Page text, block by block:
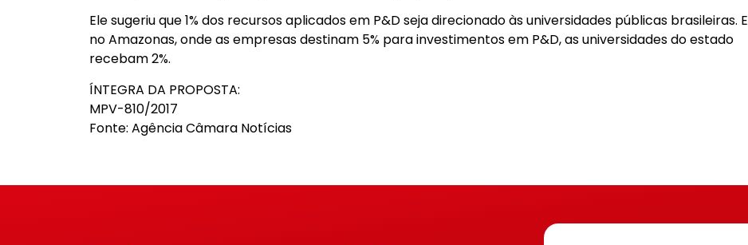
Ele sugeriu que 1% dos recursos aplicados em P&D seja direcionado às universidades públicas brasileiras. E
no Amazonas, onde as empresas destinam 5% para investimentos em P&D, as universidades do estado
recebam 2%.
ÍNTEGRA DA PROPOSTA:
MPV-810/2017
Fonte: Agência Câmara Notícias